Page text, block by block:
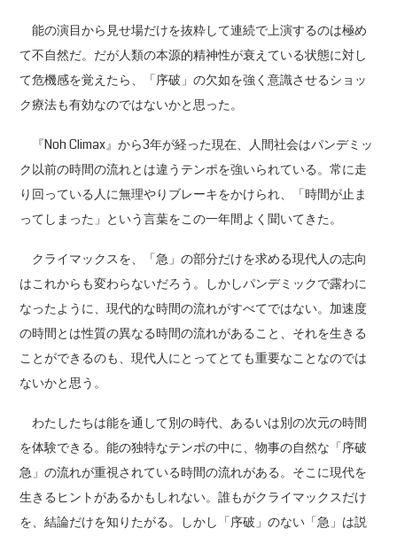
能の演目から見せ場だけを抜粋して連続で上演するのは極め
て不自然だ。だが人類の本源的精神性が衰えている状態に対し
て危機感を覚えたら、「序破」の欠如を強く意識させるショッ
ク療法も有効なのではないかと思った。
『Noh Climax』から3年が経った現在、人間社会はパンデミッ
ク以前の時間の流れとは違うテンポを強いられている。常に走
り回っている人に無理やりブレーキをかけられ、「時間が止ま
ってしまった」という言葉をこの一年間よく聞いてきた。
クライマックスを、「急」の部分だけを求める現代人の志向
はこれからも変わらないだろう。しかしパンデミックで露わに
なったように、現代的な時間の流れがすべてではない。加速度
の時間とは性質の異なる時間の流れがあること、それを生きる
ことができるのも、現代人にとってとても重要なことなのでは
ないかと思う。
わたしたちは能を通して別の時代、あるいは別の次元の時間
を体験できる。能の独特なテンポの中に、物事の自然な「序破
急」の流れが重視されている時間の流れがある。そこに現代を
生きるヒントがあるかもしれない。誰もがクライマックスだけ
を、結論だけを知りたがる。しかし「序破」のない「急」は説